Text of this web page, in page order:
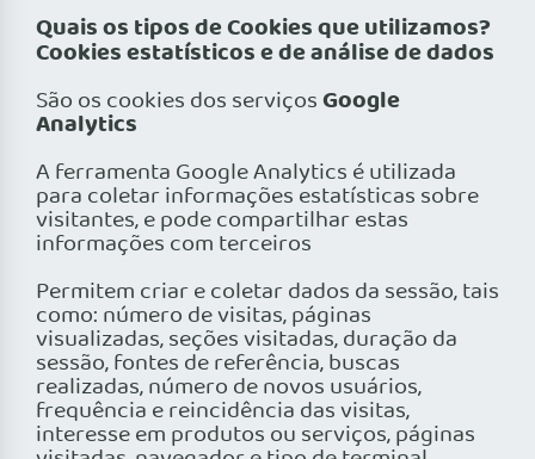
Quais os tipos de Cookies que utilizamos?
Cookies estatísticos e de análise de dados
São os cookies dos serviçosGoogle
Analytics
A ferramenta Google Analytics é utilizada
para coletar informações estatísticas sobre
visitantes, e pode compartilhar estas
informações com terceiros
Permitem criar e coletar dados da sessão, tais
como: número de visitas, páginas
visualizadas, seções visitadas, duração da
sessão, fontes de referência, buscas
realizadas, número de novos usuários,
frequência e reincidência das visitas,
interesse em produtos ou serviços, páginas